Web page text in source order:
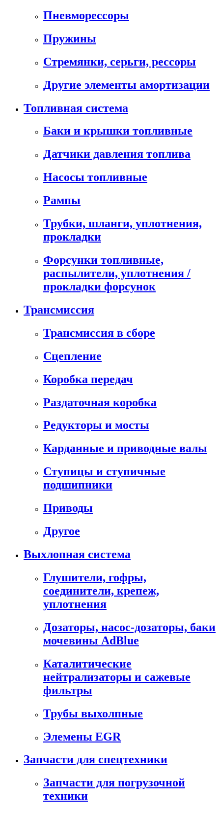
Пневморессоры
Пружины
Стремянки, серьги, рессоры
Другие элементы амортизации
Топливная система
Баки и крышки топливные
Датчики давления топлива
Насосы топливные
Рампы
Трубки, шланги, уплотнения,
прокладки
Форсунки топливные,
распылители, уплотнения /
прокладки форсунок
Трансмиссия
Трансмиссия в сборе
Сцепление
Коробка передач
Раздаточная коробка
Редукторы и мосты
Карданные и приводные валы
Ступицы и ступичные
подшипники
Приводы
Другое
Выхлопная система
Глушители, гофры,
соединители, крепеж,
уплотнения
Дозаторы, насос-дозаторы, баки
мочевины AdBlue
Каталитические
нейтрализаторы и сажевые
фильтры
Трубы выхолпные
Элемены EGR
Запчасти для спецтехники
Запчасти для погрузочной
техники